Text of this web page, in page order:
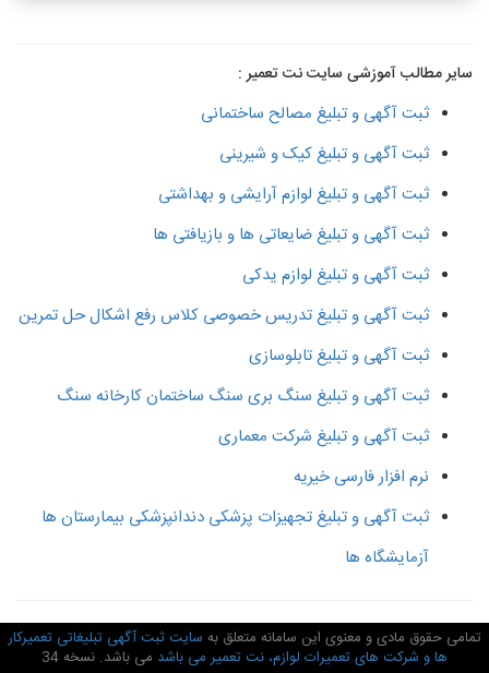
سایر مطالب آموزشی سایت نت تعمیر :
ثبت آگهی و تبلیغ مصالح ساختمانی
ثبت آگهی و تبلیغ کیک و شیرینی
ثبت آگهی و تبلیغ لوازم آرایشی و بهداشتی
ثبت آگهی و تبلیغ ضایعاتی ها و بازیافتی ها
ثبت آگهی و تبلیغ لوازم یدکی
ثبت آگهی و تبلیغ تدریس خصوصی کلاس رفع اشکال حل تمرین
ثبت آگهی و تبلیغ تابلوسازی
ثبت آگهی و تبلیغ سنگ بری سنگ ساختمان کارخانه سنگ
ثبت آگهی و تبلیغ شرکت معماری
نرم افزار فارسی خیریه
ثبت آگهی و تبلیغ تجهیزات پزشکی دندانپزشکی بیمارستان ها
آزمایشگاه ها
حقوق مادی و معنوی این سامانه متعلق به سایت ثبت آگهی تبلیغاتی تعمیرکار
ها و شرکت های تعمیرات لوازم، نت تعمیر می باشدمی باشد. نسخه 34